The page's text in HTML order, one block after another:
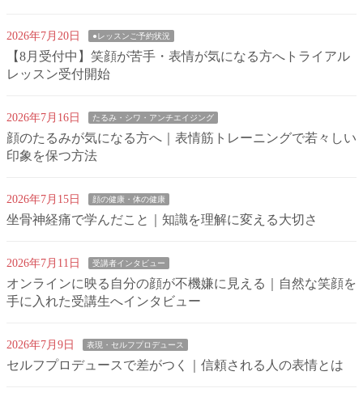
2026年7月20日 ●レッスンご予約状況
【8月受付中】笑顔が苦手・表情が気になる方へトライアル
レッスン受付開始
2026年7月16日 たるみ・シワ・アンチエイジング
顔のたるみが気になる方へ｜表情筋トレーニングで若々しい
印象を保つ方法
2026年7月15日 顔の健康・体の健康
坐骨神経痛で学んだこと｜知識を理解に変える大切さ
2026年7月11日 受講者インタビュー
オンラインに映る自分の顔が不機嫌に見える｜自然な笑顔を
手に入れた受講生へインタビュー
2026年7月9日 表現・セルフプロデュース
セルフプロデュースで差がつく｜信頼される人の表情とは